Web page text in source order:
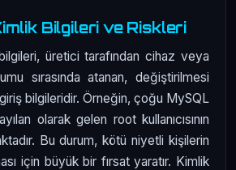
Bilgileri ve Riskleri
üretici tarafından cihaz veya
sırasında atanan, değiştirilmesi
bilgileridir. Örneğin, çoğu MySQL
olarak gelen root kullanıcısının
Bu durum, kötü niyetli kişilerin
için büyük bir fırsat yaratır. Kimlik